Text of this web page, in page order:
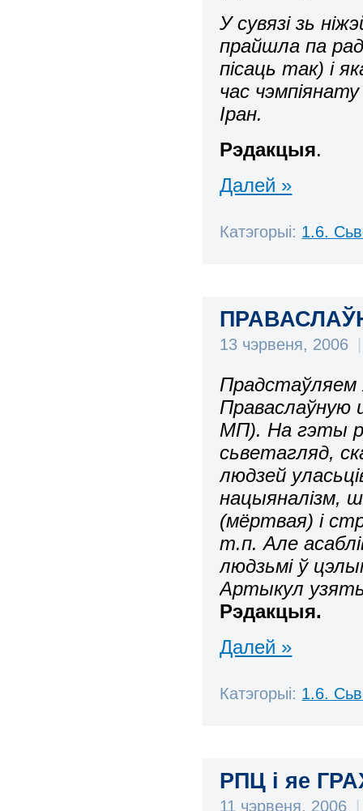
У сувязі зь
прайшла па
пісаць так) і
час
Іран.
Рэдакцыя.
Далей »
Катэгорыі: 1.6.
13 чэрвеня, 2006
Прадстаўляем
Праваслаўную
МП). На гэты
сьветагляд,
людзей
нацыяналізм,
(мёртвая) і
т.п. Але
людзьмі ў
Артыкул
Рэдакцыя.
Далей »
Катэгорыі: 1.6.
РПЦ і яе
11 чэрвеня, 2006 |